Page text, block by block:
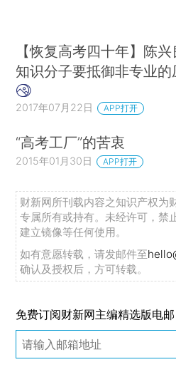
【恢复高考四十年】陈兴
知识分子要抵御非专业的
2017年07月22日 APP打开
“高考工厂”的苦衷
2015年01月30日 APP打开
财新网所刊载内容之知识产权为
专属所有或持有。未经许可，禁
建立镜像等任何使用。
如有意愿转载，请发邮件至
确认及授权后，方可转载。
免费订阅财新网主编精选版电邮